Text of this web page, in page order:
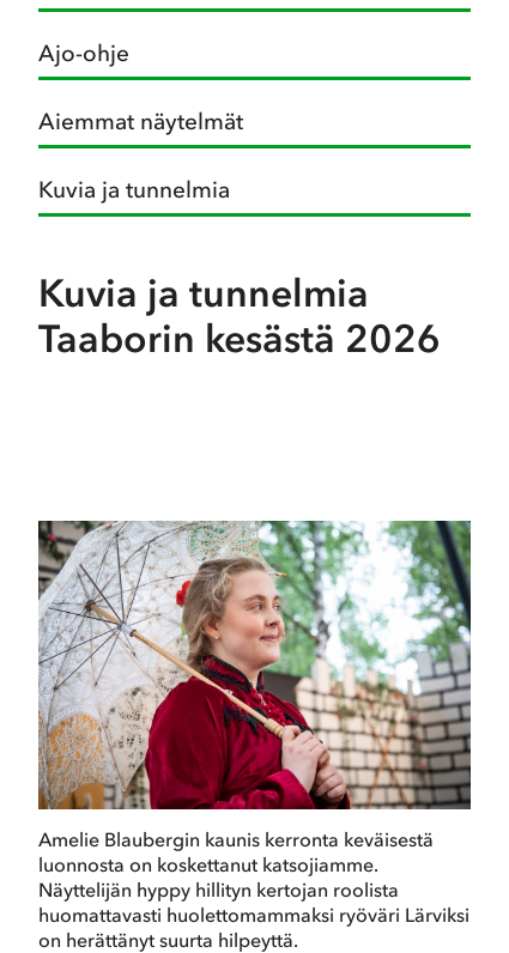
Ajo-ohje
Aiemmat näytelmät
Kuvia ja tunnelmia
Kuvia ja tunnelmia
Taaborin kesästä 2026
Amelie Blaubergin kaunis kerronta keväisestä
luonnosta on koskettanut katsojiamme.
Näyttelijän hyppy hillityn kertojan roolista
huomattavasti huolettomammaksi ryöväri Lärviksi
on herättänyt suurta hilpeyttä.